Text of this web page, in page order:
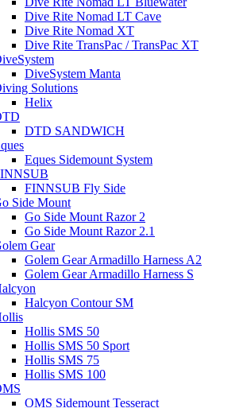
Dive Rite Nomad LT Cave
Dive Rite Nomad XT
Dive Rite TransPac / TransPac XT
DiveSystem Manta
Solutions
Helix
DTD SANDWICH
Eques Sidemount System
FINNSUB Fly Side
Side Mount
Go Side Mount Razor 2
Go Side Mount Razor 2.1
Gear
Golem Gear Armadillo Harness A2
Golem Gear Armadillo Harness S
Halcyon Contour SM
Hollis SMS 50
Hollis SMS 50 Sport
Hollis SMS 75
Hollis SMS 100
OMS Sidemount Tesseract